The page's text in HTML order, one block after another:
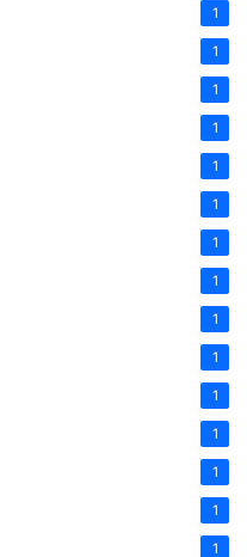
1
1
1
1
1
1
1
1
1
1
1
1
1
1
1